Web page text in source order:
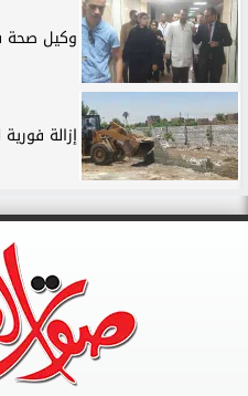
وكيل صحة
إزالة